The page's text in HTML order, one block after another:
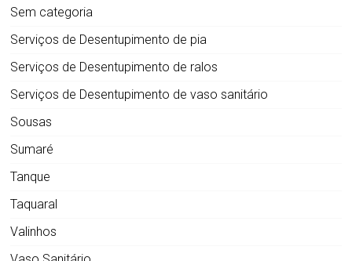
Sem categoria
Serviços de Desentupimento de pia
Serviços de Desentupimento de ralos
Serviços de Desentupimento de vaso sanitário
Sousas
Sumaré
Tanque
Taquaral
Valinhos